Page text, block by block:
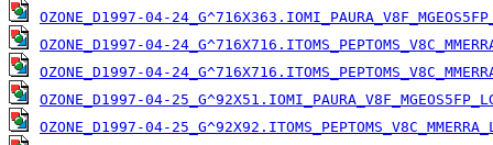
OZONE_D1997-04-
OZONE_D1997-04-
OZONE_D1997-04-
OZONE_D1997-04-
OZONE_D1997-04-